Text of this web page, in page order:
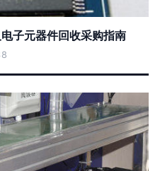
子元器件回收采购指南